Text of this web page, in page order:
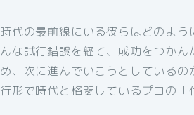
時代の最前線にいる彼らはどのよ
んな試行錯誤を経て、成功をつか
め、次に進んでいこうとしている
行形で時代と格闘しているプロの「